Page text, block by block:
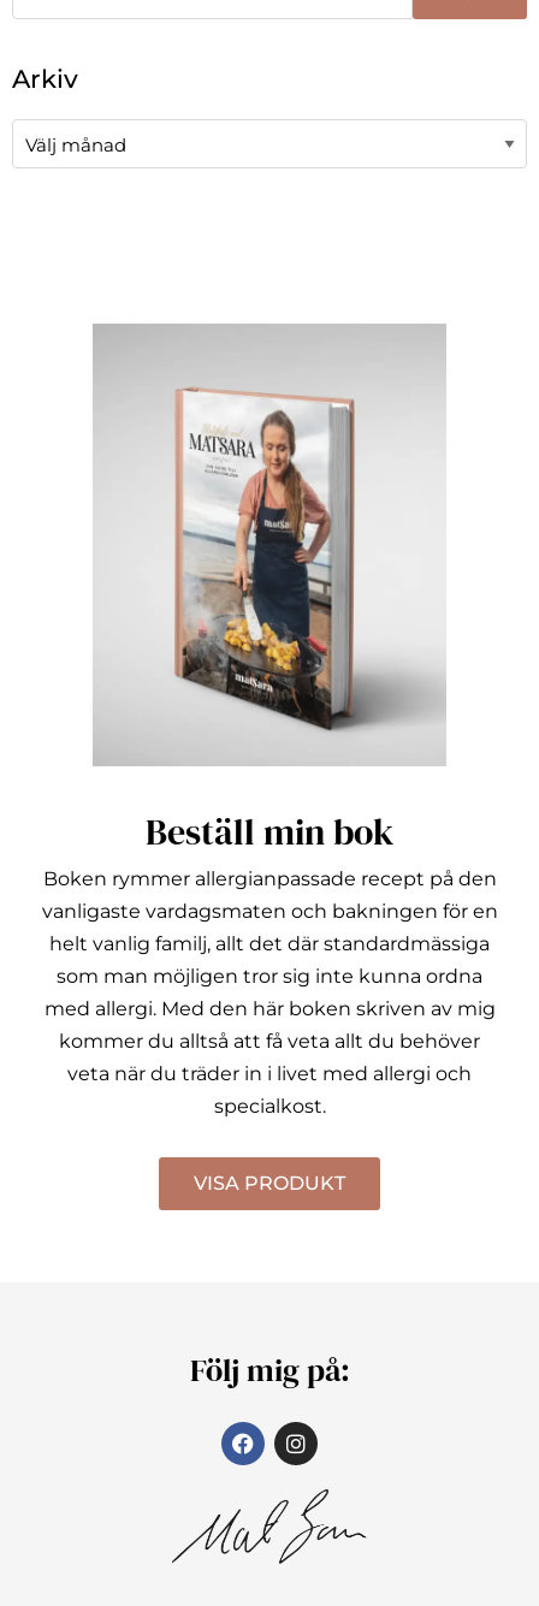
Arkiv
Beställ min bok
Boken rymmer allergianpassade recept på den
vanligaste vardagsmaten och bakningen för en
helt vanlig familj, allt det där standardmässiga
som man möjligen tror sig inte kunna ordna
med allergi. Med den här boken skriven av mig
kommer du alltså att få veta allt du behöver
veta när du träder in i livet med allergi och
specialkost.
VISA PRODUKT
Följ mig på: